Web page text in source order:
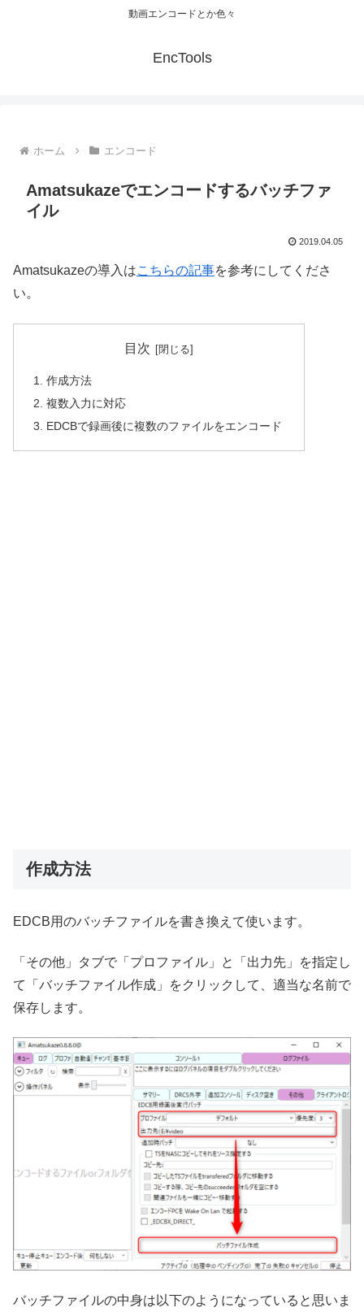
動画エンコードとか色々
EncTools
ホーム エンコード
Amatsukazeでエンコードするバッチファ
イル
2019.04.05
Amatsukazeの導入はこちらの記事を参考にしてくださ
い。
目次
作成方法
複数入力に対応
EDCBで録画後に複数のファイルをエンコード
作成方法
EDCB用のバッチファイルを書き換えて使います。
「その他」タブで「プロファイル」と「出力先」を指定し
て「バッチファイル作成」をクリックして、適当な名前で
保存します。
バッチファイルの中身は以下のようになっていると思いま